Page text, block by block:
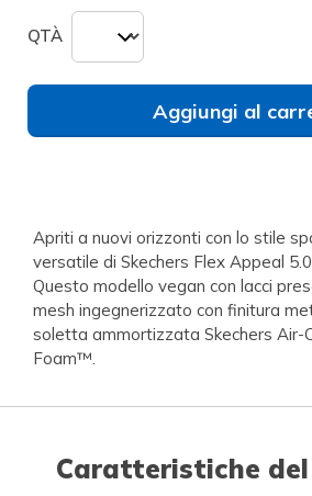
QTÀ
Aggiungi al
Apriti a nuovi orizzonti con lo stile
versatile di Skechers Flex Appeal
Questo modello vegan con lacci
mesh ingegnerizzato con finitura
soletta ammortizzata Skechers Air-
Foam™.
Caratteristiche